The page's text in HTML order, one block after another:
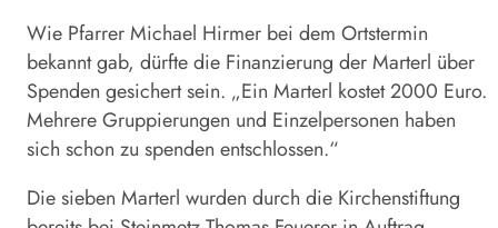
Wie Pfarrer Michael Hirmer bei dem Ortstermin
bekannt gab, dürfte die Finanzierung der Marterl über
Spenden gesichert sein. „Ein Marterl kostet 2000 Euro.
Mehrere Gruppierungen und Einzelpersonen haben
sich schon zu spenden entschlossen.“
Die sieben Marterl wurden durch die Kirchenstiftung